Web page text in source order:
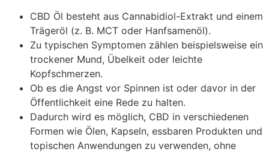
CBD Öl besteht aus Cannabidiol-Extrakt und einem
Trägeröl (z. B. MCT oder Hanfsamenöl).
Zu typischen Symptomen zählen beispielsweise ein
trockener Mund, Übelkeit oder leichte
Kopfschmerzen.
Ob es die Angst vor Spinnen ist oder davor in der
Öffentlichkeit eine Rede zu halten.
Dadurch wird es möglich, CBD in verschiedenen
Formen wie Ölen, Kapseln, essbaren Produkten und
topischen Anwendungen zu verwenden, ohne